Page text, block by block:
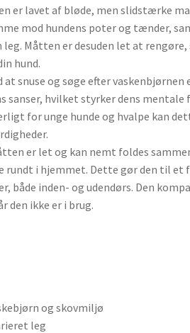
er lavet af bløde, men slidstærke
mod hundens poter og tænder,
Måtten er desuden let at rengøre,
hund.
at snuse og søge efter vaskenbjørnen
sanser, hvilket styrker dens
for unge hunde og hvalpe kan
er let og kan nemt foldes
rundt i hjemmet. Dette gør den til et
både inden- og udendørs. Den
den ikke er i brug.
og skovmiljø
leg